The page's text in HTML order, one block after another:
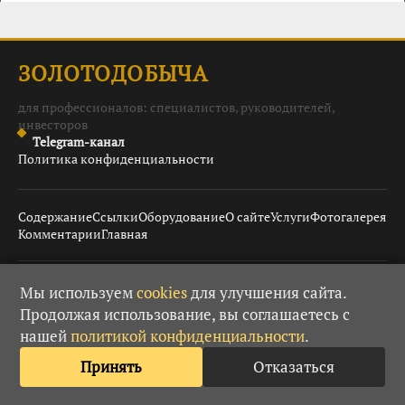
ЗОЛОТОДОБЫЧА
для профессионалов: специалистов, руководителей,
инвесторов
Telegram-канал
Политика конфиденциальности
СодержаниеСсылкиОборудованиеО сайтеУслугиФотогалерея
КомментарииГлавная
© 2008–2026 Золотодобыча · 18+ · При использовании
материалов гиперссылка обязательна.
Мы используемcookiesдля улучшения сайта.
Продолжая использование, вы соглашаетесь с
нашейполитикой конфиденциальности.
Принять
Отказаться